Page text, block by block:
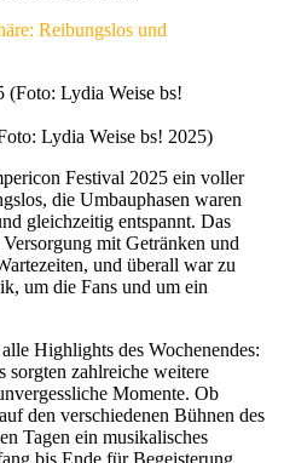
Reibungslos und
Lydia Weise bs! 2025)
Festival 2025 ein voller
die Umbauphasen waren
gleichzeitig entspannt. Das
mit Getränken und
und überall war zu
um die Fans und um ein
Highlights des Wochenendes:
sorgten zahlreiche weitere
Momente. Ob
den verschiedenen Bühnen des
Tagen ein musikalisches
bis Ende für Begeisterung